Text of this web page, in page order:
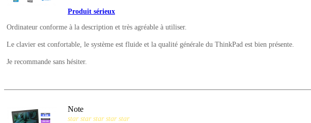
Produit sérieux
Ordinateur conforme à la description et très agréable à utiliser.
Le clavier est confortable, le système est fluide et la qualité générale du ThinkPad est bien présente.
Je recommande sans hésiter.
Note
star star star star star